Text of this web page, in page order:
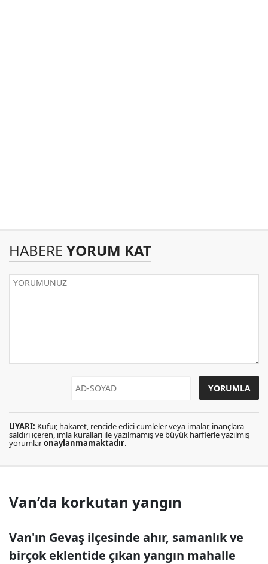
HABERE YORUM KAT
UYARI: Küfür, hakaret, rencide edici cümleler veya imalar, inançlara
saldırı içeren, imla kuralları ile yazılmamış ve büyük harflerle yazılmış
yorumlaronaylanmamaktadır.
Van’da korkutan yangın
Van'ın Gevaş ilçesinde ahır, samanlık ve
birçok eklentide çıkan yangın mahalle